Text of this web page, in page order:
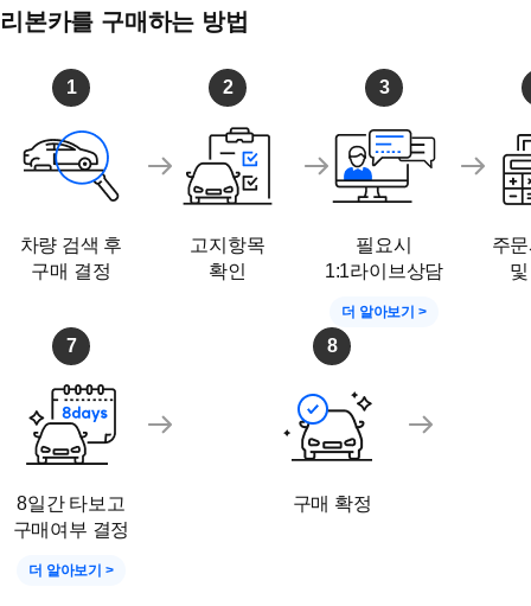
리본카를 구매하는 방법
1
차량 검색 후
구매 결정
2
고지항목
확인
3
필요시
1:1라이브상담
더 알아보기 >
주
7
8일간 타보고
구매여부 결정
더 알아보기 >
8
구매 확정